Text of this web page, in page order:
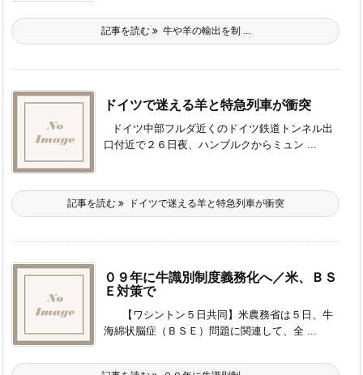
記事を読む 牛や羊の輸出を制 ...
ドイツで迷える羊と特急列車が衝突
ドイツ中部フルダ近くのドイツ鉄道トンネル出
口付近で２６日夜、ハンブルクからミュン ...
記事を読む ドイツで迷える羊と特急列車が衝突
０９年に牛識別制度義務化へ／米、ＢＳ
Ｅ対策で
【ワシントン５日共同】米農務省は５日、牛
海綿状脳症（ＢＳＥ）問題に関連して、全 ...